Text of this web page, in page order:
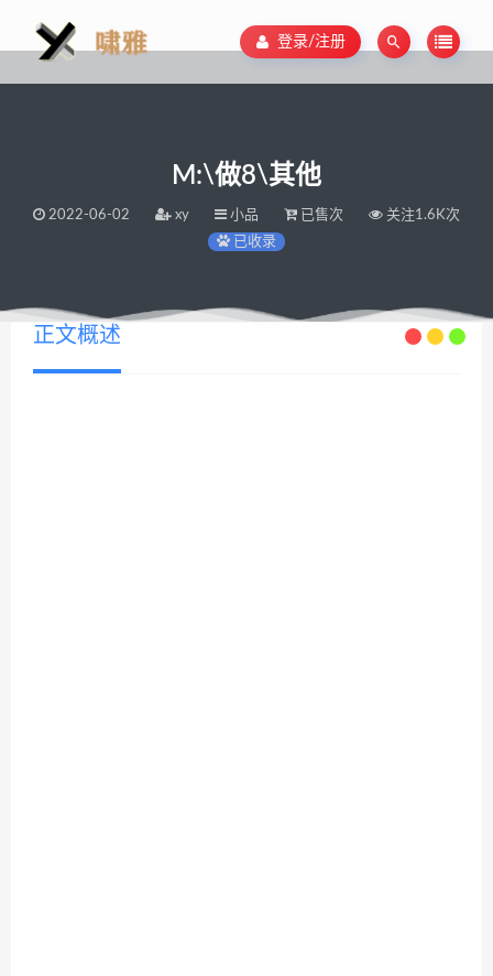
登录/注册
M:\做8\其他
2022-06-02 xy 小品 已售次
关注1.6K次
已收录
正文概述